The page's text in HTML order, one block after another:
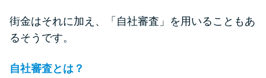
街金はそれに加え、「自社審査」を用いることもあ
るそうです。
自社審査とは？